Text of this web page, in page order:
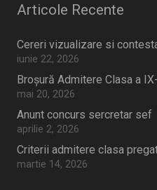
Articole Recente
Cereri vizualizare si
iunie 22, 2026
Broșură Admitere Clasa a
mai 20, 2026
Anunt concurs sercretar sef
aprilie 2, 2026
Criterii admitere clasa
martie 14, 2026